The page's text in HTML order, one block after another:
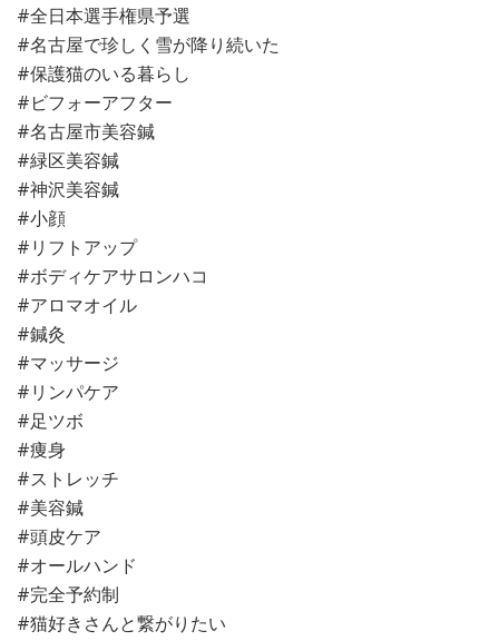
#全日本選手権県予選
#名古屋で珍しく雪が降り続いた
#保護猫のいる暮らし
#ビフォーアフター
#名古屋市美容鍼
#緑区美容鍼
#神沢美容鍼
#小顔
#リフトアップ
#ボディケアサロンハコ
#アロマオイル
#鍼灸
#マッサージ
#リンパケア
#足ツボ
#痩身
#ストレッチ
#美容鍼
#頭皮ケア
#オールハンド
#完全予約制
#猫好きさんと繋がりたい